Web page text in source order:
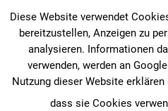
Inhalt
springen
Diese Website verwendet
bereitzustellen, Anzeigen zu
analysieren. Informationen
verwenden, werden an
Nutzung dieser Website
dass sie Cookies